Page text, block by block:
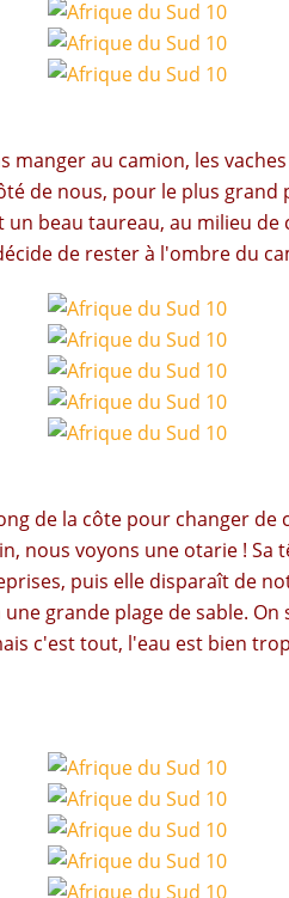
manger au camion, les
de nous, pour le plus grand
un beau taureau, au milieu de
de rester à l'ombre du
de la côte pour changer de
nous voyons une otarie !
puis elle disparaît de
grande plage de sable. On
c'est tout, l'eau est bien